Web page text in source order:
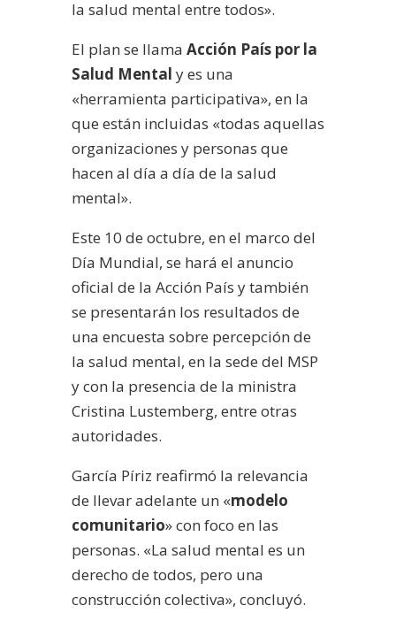
la salud mental entre todos».
El plan se llama Acción País por la
Salud Mental y es una
«herramienta participativa», en la
que están incluidas «todas aquellas
organizaciones y personas que
hacen al día a día de la salud
mental».
Este 10 de octubre, en el marco del
Día Mundial, se hará el anuncio
oficial de la Acción País y también
se presentarán los resultados de
una encuesta sobre percepción de
la salud mental, en la sede del MSP
y con la presencia de la ministra
Cristina Lustemberg, entre otras
autoridades.
García Píriz reafirmó la relevancia
de llevar adelante un «modelo
comunitario» con foco en las
personas. «La salud mental es un
derecho de todos, pero una
construcción colectiva», concluyó.